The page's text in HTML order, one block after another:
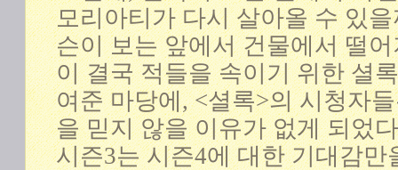
모리아티가 다시 살아올 수 있
슨이 보는 앞에서 건물에서 떨
이 결국 적들을 속이기 위한 셜
여준 마당에, <셜록>의 시청자
을 믿지 않을 이유가 없게 되었
시즌3는 시즌4에 대한 기대감